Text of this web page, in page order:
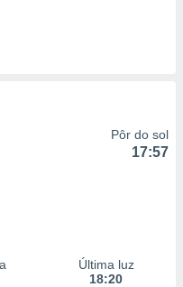
Pôr do sol
17:57
Última luz
18:20